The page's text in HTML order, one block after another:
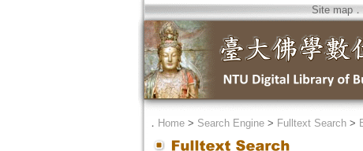
Site map．
． Home> Search Engine> Fulltext Search>